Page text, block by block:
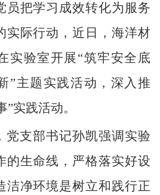
员把学习成效转化为服务
实际行动，近日，海洋材
实验室开展“筑牢安全底
”主题实践活动 ， 深入推
”实践活动。
党支部书记孙凯强调实验
生命线， 严格落实好设
洁净环境是树立和践行正